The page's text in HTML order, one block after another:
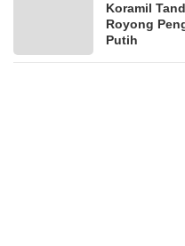
Koramil
Royong
Putih